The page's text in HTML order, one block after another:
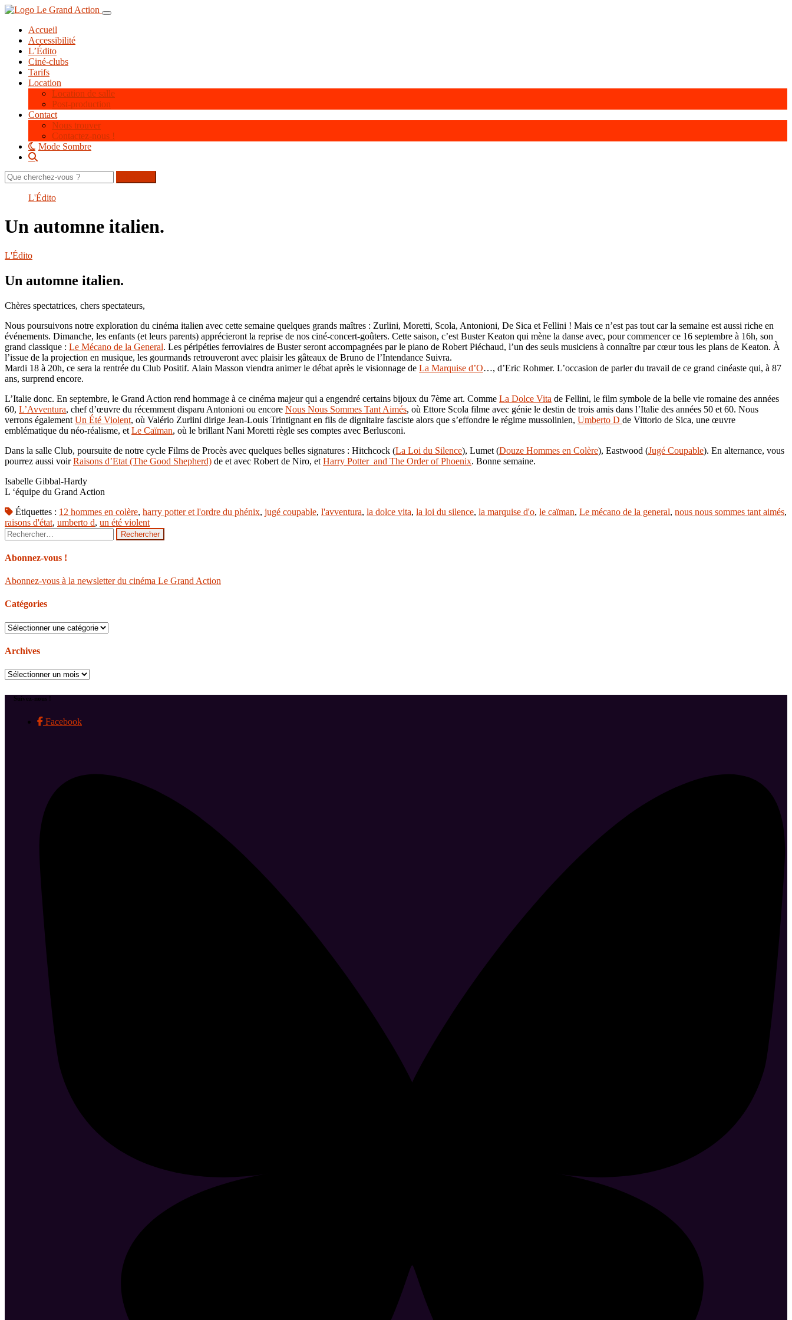
Aller
contenu
principal
Toggle navigation
Accueil
Accessibilité
L’Édito
Ciné-clubs
Tarifs
Location
Location de salle
Post-production
Contact
Nous trouver
Contactez-nous !
Mode Sombre
Rechercher
sur
L'Édito
Un automne italien.
L'Édito
Un automne italien.
Chères spectatrices, chers spectateurs,
Nous poursuivons notre exploration du cinéma italien avec cette semaine quelques grands maîtres : Zurlini, Moretti, Scola, Antonioni, De Sica et Fellini ! Mais ce n’est pas tout car la semaine est aussi riche en
événements. Dimanche, les enfants (et leurs parents) apprécieront la reprise de nos ciné-concert-goûters. Cette saison, c’est Buster Keaton qui mène la danse avec, pour commencer ce 16 septembre à 16h, son
grand classique : Le Mécano de la General. Les péripéties ferroviaires de Buster seront accompagnées par le piano de Robert Piéchaud, l’un des seuls musiciens à connaître par cœur tous les plans de Keaton. À
l’issue de la projection en musique, les gourmands retrouveront avec plaisir les gâteaux de Bruno de l’Intendance Suivra.
Mardi 18 à 20h, ce sera la rentrée du Club Positif. Alain Masson viendra animer le débat après le visionnage de La Marquise d’O…, d’Eric Rohmer. L’occasion de parler du travail de ce grand cinéaste qui, à 87
ans, surprend encore.
L’Italie donc. En septembre, le Grand Action rend hommage à ce cinéma majeur qui a engendré certains bijoux du 7ème art. Comme La Dolce Vita de Fellini, le film symbole de la belle vie romaine des années
60, L’Avventura, chef d’œuvre du récemment disparu Antonioni ou encore Nous Nous Sommes Tant Aimés, où Ettore Scola filme avec génie le destin de trois amis dans l’Italie des années 50 et 60. Nous
verrons également Un Été Violent, où Valério Zurlini dirige Jean-Louis Trintignant en fils de dignitaire fasciste alors que s’effondre le régime mussolinien, Umberto D de Vittorio de Sica, une œuvre
emblématique du néo-réalisme, et Le Caïman, où le brillant Nani Moretti règle ses comptes avec Berlusconi.
Dans la salle Club, poursuite de notre cycle Films de Procès avec quelques belles signatures : Hitchcock (La Loi du Silence), Lumet (Douze Hommes en Colère), Eastwood (Jugé Coupable). En alternance, vous
pourrez aussi voirRaisons d’Etat (The Good Shepherd) de et avec Robert de Niro, et Harry Potter and The Order of Phoenix. Bonne semaine.
Isabelle Gibbal-Hardy
L ‘équipe du Grand Action
Étiquettes : 12 hommes en colère, harry potter et l'ordre du phénix, jugé coupable, l'avventura, la dolce vita, la loi du silence, la marquise d'o, le caïman, Le mécano de la general, nous nous sommes tant aimés,
raisons d'état, umberto d, un été violent
Rechercher :
Abonnez-vous !
Abonnez-vous à la newsletter du cinéma Le Grand Action
Catégories
Catégories
Archives
Archives
Suivez-nous !
Facebook